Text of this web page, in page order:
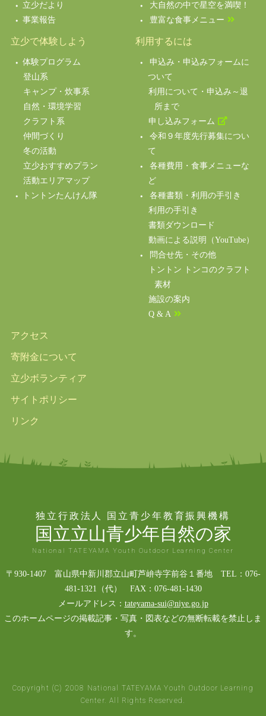
立少だより
事業報告
大自然の中で星空を満喫！
豊富な食事メニュー
立少で体験しよう
体験プログラム
登山系
キャンプ・炊事系
自然・環境学習
クラフト系
仲間づくり
冬の活動
立少おすすめプラン
活動エリアマップ
トントンたんけん隊
利用するには
申込み・申込みフォームに
ついて
利用について・申込み～退
所まで
申し込みフォーム
令和９年度先行募集につい
て
各種費用・食事メニューな
ど
各種書類・利用の手引き
利用の手引き
書類ダウンロード
動画による説明（YouTube）
問合せ先・その他
トントン トンコのクラフト
素材
施設の案内
Q & A
アクセス
寄附金について
立少ボランティア
サイトポリシー
リンク
独立行政法人 国立青少年教育振興機構
国立立山青少年自然の家
National TATEYAMA Youth Outdoor Learning Center
〒930-1407 富山県中新川郡立山町芦峅寺字前谷１番地 TEL：076-
481-1321（代） FAX：076-481-1430
メールアドレス： tateyama-sui@niye.go.jp
このホームページの掲載記事・写真・図表などの無断転載を禁止しま
す。
Copyright (C) 2008 National TATEYAMA Youth Outdoor Learning
Center. All Rights Reserved.